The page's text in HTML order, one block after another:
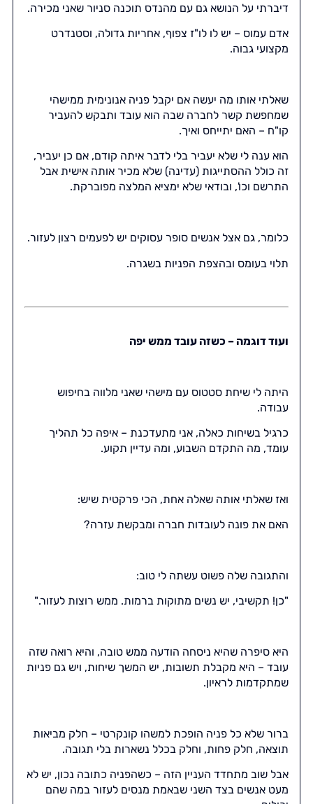
דיברתי על הנושא גם עם מהנדס תוכנה סניור שאני מכירה.
אדם עמוס – יש לו לו"ז צפוף, אחריות גדולה, וסטנדרט
מקצועי גבוה.
שאלתי אותו מה יעשה אם יקבל פניה אנונימית ממישהי
שמחפשת קשר לחברה שבה הוא עובד ותבקש להעביר
קו"ח – האם יתייחס ואיך.
הוא ענה לי שלא יעביר בלי לדבר איתה קודם, אם כן יעביר,
זה כולל ההסתייגות (עדינה) שלא מכיר אותה אישית אבל
התרשם וכו', ובודאי שלא ימציא המלצה מפוברקת.
כלומר, גם אצל אנשים סופר עסוקים יש לפעמים רצון לעזור.
תלוי בעומס ובהצפת הפניות בשגרה.
ועוד דוגמה – כשזה עובד ממש יפה
היתה לי שיחת סטטוס עם מישהי שאני מלווה בחיפוש
עבודה.
כרגיל בשיחות כאלה, אני מתעדכנת – איפה כל תהליך
עומד, מה התקדם השבוע, ומה עדיין תקוע.
ואז שאלתי אותה שאלה אחת, הכי פרקטית שיש:
האם את פונה לעובדות חברה ומבקשת עזרה?
והתגובה שלה פשוט עשתה לי טוב:
"כן! תקשיבי, יש נשים מתוקות ברמות. ממש רוצות לעזור."
היא סיפרה שהיא ניסחה הודעה ממש טובה, והיא רואה שזה
עובד – היא מקבלת תשובות, יש המשך שיחות, ויש גם פניות
שמתקדמות לראיון.
ברור שלא כל פניה הופכת למשהו קונקרטי – חלק מביאות
תוצאה, חלק פחות, וחלק בכלל נשארות בלי תגובה.
אבל שוב מתחדד העניין הזה – כשהפניה כתובה נכון, יש לא
מעט אנשים בצד השני שבאמת מנסים לעזור במה שהם